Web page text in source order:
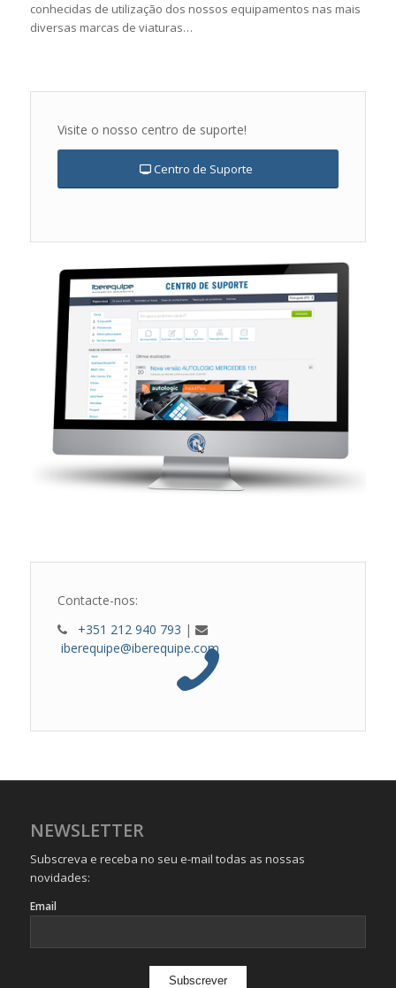
conhecidas de utilização dos nossos equipamentos nas mais
diversas marcas de viaturas…
Visite o nosso centro de suporte!
Centro de Suporte
Contacte-nos:
+351 212 940 793 |
iberequipe@iberequipe.com
NEWSLETTER
Subscreva e receba no seu e-mail todas as nossas
novidades:
Email